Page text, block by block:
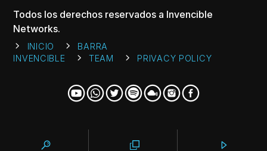
Todos los derechos reservados a Invencible
Networks.
INICIO
BARRA
INVENCIBLE
TEAM PRIVACY POLICY